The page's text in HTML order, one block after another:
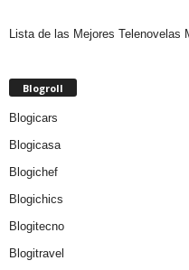
Lista de las Mejores Telenovelas
Blogroll
Blogicars
Blogicasa
Blogichef
Blogichics
Blogitecno
Blogitravel